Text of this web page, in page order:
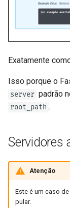
Exatamente
Isso porque o
server padrão
root_path .
Servidores
Atenção
Este é um caso
pular.